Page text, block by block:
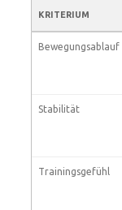
KRITERIUM
Bewegungsablauf
Stabilität
Trainingsgefühl